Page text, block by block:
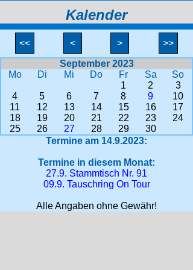
Kalender
<< < >
>>
September 2023
Mo
Di Mi Do Fr Sa
So
1
2
3
4
5 6 7 8 9
10
11
12 13 14 15 16
17
18
19 20 21 22 23
24
25
26 27 28 29
30
Termine am 14.9.2023:
Termine in diesem Monat:
27.9. Stammtisch Nr. 91
09.9. Tauschring On Tour
Alle Angaben ohne Gewähr!